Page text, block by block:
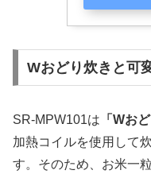
Wおどり炊きと可
SR-MPW101は 「Wお
加熱コイルを使用して
す。そのため、お米一